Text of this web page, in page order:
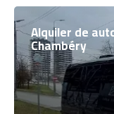
Alquiler de
Chambéry